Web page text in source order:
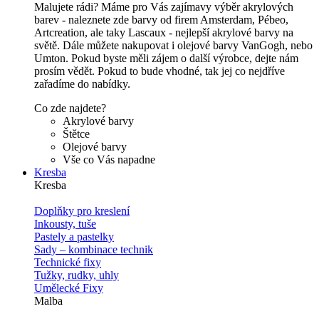
Malujete rádi? Máme pro Vás zajímavy výběr akrylových
barev - naleznete zde barvy od firem Amsterdam, Pébeo,
Artcreation, ale taky Lascaux - nejlepší akrylové barvy na
světě. Dále můžete nakupovat i olejové barvy VanGogh, nebo
Umton. Pokud byste měli zájem o další výrobce, dejte nám
prosím vědět. Pokud to bude vhodné, tak jej co nejdříve
zařadíme do nabídky.
Co zde najdete?
Akrylové barvy
Štětce
Olejové barvy
Vše co Vás napadne
Kresba
Kresba
Doplňky pro kreslení
Inkousty, tuše
Pastely a pastelky
Sady – kombinace technik
Technické fixy
Tužky, rudky, uhly
Umělecké Fixy
Malba